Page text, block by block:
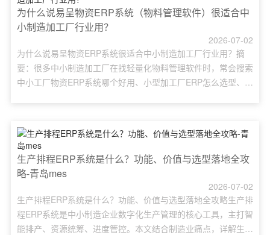
凝......
为什么说易呈物资ERP系统（物料管理软件）很适合中
小制造加工厂行业用？
2026-07-02
为什么说易呈物资ERP系统很适合中小制造加工厂行业用？摘
要：很多中小制造加工厂在找轻量化物料管理软件时，常会搜索
中小工厂物资ERP系统哪个好用、小型加工厂ERP怎么选型、低
工、成本算不清、部门数据不通等普遍难题打造，上线周期短、
操作门槛低、前期投入可控，自带MRP物料运算、出入库管
控......
生产排程ERP系统是什么？功能、价值与选型落地全攻
略-青岛mes
2026-07-02
生产排程ERP系统是什么？功能、价值与选型落地全攻略生产排
程ERP系统是中小制造企业数字化生产管理的核心工具，主打智
能排产、资源统筹、进度管控。本文结合制造业痛点，详解生产